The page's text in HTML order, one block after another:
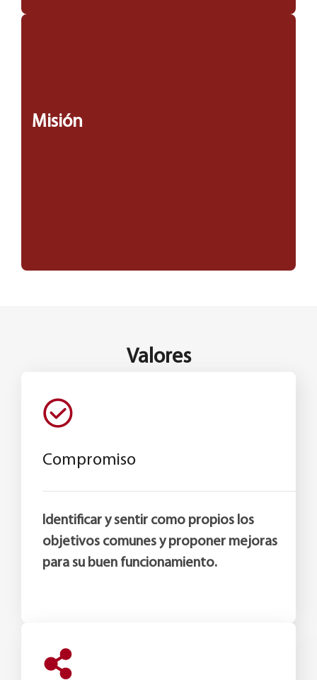
Misión
Valores
Compromiso
Identificar y sentir como propios los
objetivos comunes y proponer mejoras
para su buen funcionamiento.